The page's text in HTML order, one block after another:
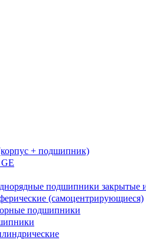
+ подшипник)
подшипники закрытые
(самоцентрирующиеся)
подшипники